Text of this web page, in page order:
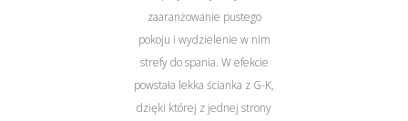
zaaranżowanie pustego
pokoju i wydzielenie w nim
strefy do spania. W efekcie
powstała lekka ścianka z G-K,
dzięki której z jednej strony